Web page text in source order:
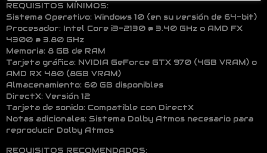
REQUISITOS MÍNIMOS:
Sistema Operativo: Windows 10 (en su versión de 64-bit)
Procesador: Intel Core i3-2130 @ 3.40 GHz o AMD FX
4300 @ 3.80 GHz
Memoria: 8 GB de RAM
Tarjeta gráfica: NVIDIA GeForce GTX 970 (4GB VRAM) o
AMD RX 480 (8GB VRAM)
Almacenamiento: 60 GB disponibles
DirectX: Versión 12
Tarjeta de sonido: Compatible con DirectX
Notas adicionales: Sistema Dolby Atmos necesario para
reproducir Dolby Atmos
REQUISITOS RECOMENDADOS: